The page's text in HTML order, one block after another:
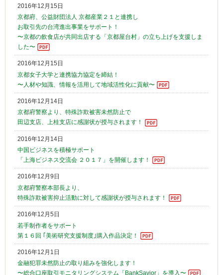
2016年12月15日
京都府、公益財団法人 京都産業２１と連携し
お取引先の台湾進出事業をサポート！
〜京都の飲食店が共同出店する「京都屋台村」の立ち上げを支援しま
した〜
2016年12月15日
京都女子大学と連携協力協定を締結！
〜人材や知識、情報を活用して地域活性化に貢献〜
2016年12月14日
京都府警察より、特殊詐欺被害未然防止で
田辺支店、上桂支店に感謝状が授与されます！
2016年12月14日
中国ビジネスを積極サポート
「上海ビジネス交流会 ２０１７」を開催します！
2016年12月9日
京都府警察本部長より、
特殊詐欺被害抑止活動に対して感謝状が授与されます！
2016年12月5日
若手制作者をサポート
第１６回 ｢美術研究支援制度｣購入作品決定！
2016年12月1日
金融犯罪未然防止の取り組みを強化します！
〜総合口座取引モニタリングシステム「BankSavior」を導入〜